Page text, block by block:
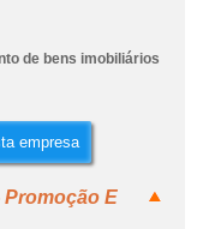
de bens imobiliários
empresa
Promoção E